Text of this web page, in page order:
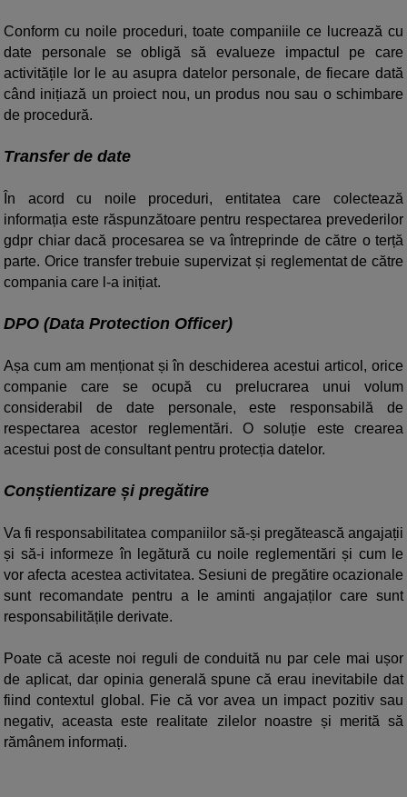
Conform cu noile proceduri, toate companiile ce lucrează cu
date personale se obligă să evalueze impactul pe care
activitățile lor le au asupra datelor personale, de fiecare dată
când inițiază un proiect nou, un produs nou sau o schimbare
de procedură.
Transfer de date
În acord cu noile proceduri, entitatea care colectează
informația este răspunzătoare pentru respectarea prevederilor
gdpr chiar dacă procesarea se va întreprinde de către o terță
parte. Orice transfer trebuie supervizat și reglementat de către
compania care l-a inițiat.
DPO (Data Protection Officer)
Așa cum am menționat și în deschiderea acestui articol, orice
companie care se ocupă cu prelucrarea unui volum
considerabil de date personale, este responsabilă de
respectarea acestor reglementări. O soluție este crearea
acestui post de consultant pentru protecția datelor.
Conștientizare și pregătire
Va fi responsabilitatea companiilor să-și pregătească angajații
și să-i informeze în legătură cu noile reglementări și cum le
vor afecta acestea activitatea. Sesiuni de pregătire ocazionale
sunt recomandate pentru a le aminti angajaților care sunt
responsabilitățile derivate.
Poate că aceste noi reguli de conduită nu par cele mai ușor
de aplicat, dar opinia generală spune că erau inevitabile dat
fiind contextul global. Fie că vor avea un impact pozitiv sau
negativ, aceasta este realitate zilelor noastre și merită să
rămânem informați.